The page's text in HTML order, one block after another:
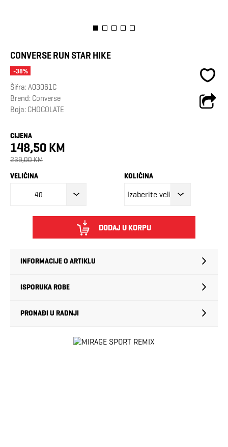
CONVERSE RUN STAR HIKE
-38%
Šifra:A03061C
Brend: Converse
Boja: CHOCOLATE
CIJENA
148,50 KM
239,00 KM
VELIČINA
40
KOLIČINA
DODAJ U KORPU
INFORMACIJE O ARTIKLU
ISPORUKA ROBE
PRONAĐI U RADNJI